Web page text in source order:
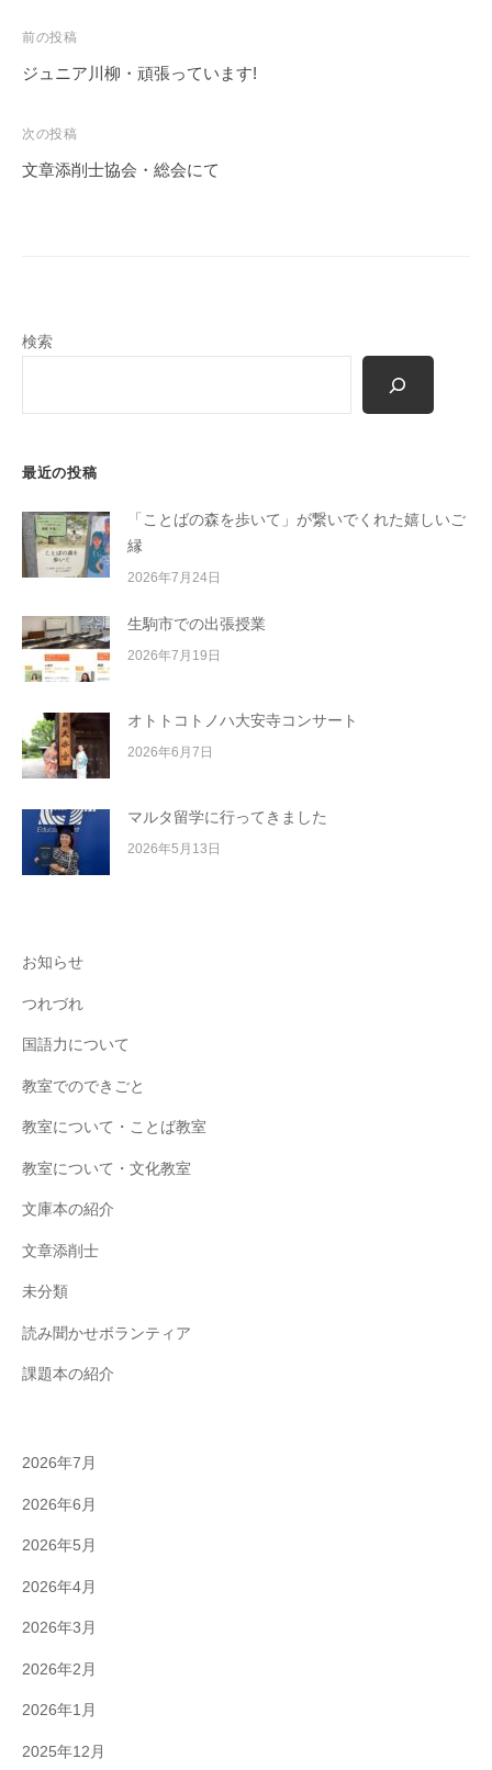
投
稿
ビ
ゲ
前の投稿
ジュニア川柳・頑張っています!
次の投稿
文章添削士協会・総会にて
検索
最近の投稿
「ことばの森を歩いて」が繋いでくれた嬉しいご
縁
2026年7月24日
生駒市での出張授業
2026年7月19日
オトトコトノハ大安寺コンサート
2026年6月7日
マルタ留学に行ってきました
2026年5月13日
お知らせ
つれづれ
国語力について
教室でのできごと
教室について・ことば教室
教室について・文化教室
文庫本の紹介
文章添削士
未分類
読み聞かせボランティア
課題本の紹介
2026年7月
2026年6月
2026年5月
2026年4月
2026年3月
2026年2月
2026年1月
2025年12月